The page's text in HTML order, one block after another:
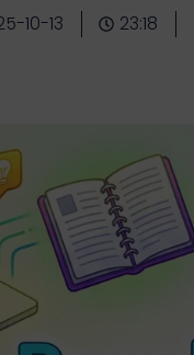
10-13 23:18